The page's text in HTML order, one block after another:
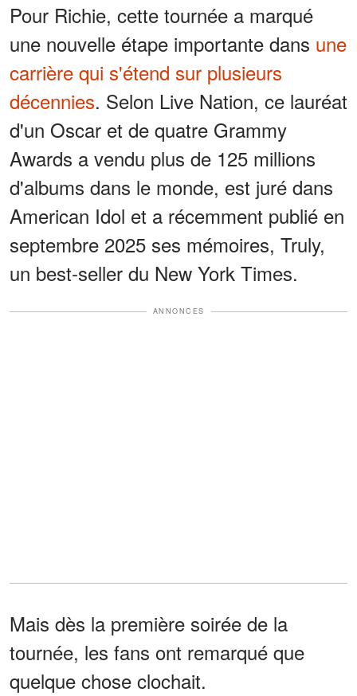
Pour Richie, cette tournée a marqué
une nouvelle étape importante dans une
carrière qui s'étend sur plusieurs
décennies. Selon Live Nation, ce lauréat
d'un Oscar et de quatre Grammy
Awards a vendu plus de 125 millions
d'albums dans le monde, est juré dans
American Idol et a récemment publié en
septembre 2025 ses mémoires, Truly,
un best-seller du New York Times.
ANNONCES
Mais dès la première soirée de la
tournée, les fans ont remarqué que
quelque chose clochait.